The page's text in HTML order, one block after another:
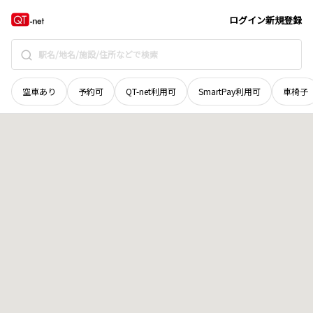
ログイン新規登録
空車あり 予約可 QT-net利用可 SmartPay利用可 車椅子
北海道